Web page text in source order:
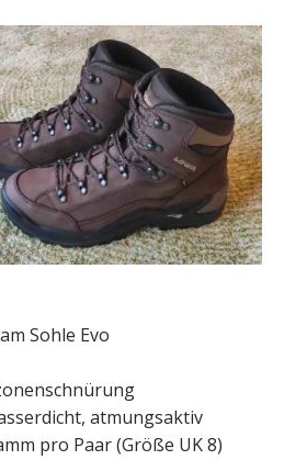
Sohle Evo
atmungsaktiv
pro Paar (Größe UK 8)